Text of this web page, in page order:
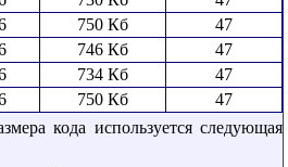
750 Кб
47
746 Кб
47
734 Кб
47
750 Кб
47
кода используется следующая